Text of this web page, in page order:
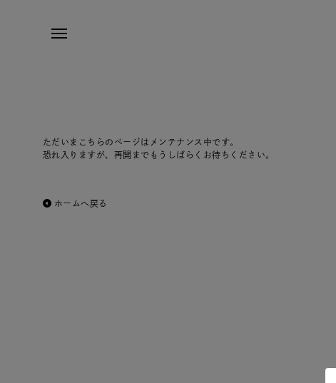
ただいまこちらのページはメンテナンス中です。
恐れ入りますが、再開までもうしばらくお待ちください。
ホームへ戻る